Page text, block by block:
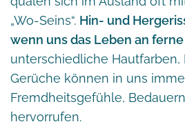
„Wo-Seins“. Hin- und
wenn uns das Leben an
unterschiedliche
Gerüche können in uns
Fremdheitsgefühle,
hervorrufen.